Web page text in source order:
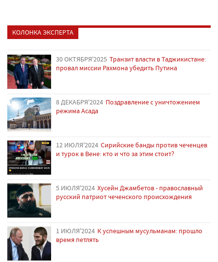
КОЛОНКА ЭКСПЕРТА
30 ОКТЯБРЯ'2025 Транзит власти в Таджикистане:
провал миссии Рахмона убедить Путина
8 ДЕКАБРЯ'2024 Поздравление с уничтожением
режима Асада
12 ИЮЛЯ'2024 Сирийские банды против чеченцев
и турок в Вене: кто и что за этим стоит?
5 ИЮЛЯ'2024 Хусейн Джамбетов - православный
русский патриот чеченского происхождения
1 ИЮЛЯ'2024 К успешным мусульманам: прошло
время петлять